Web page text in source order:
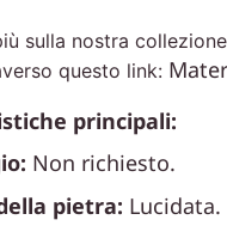
sulla nostra
questo link:
principali:
Non richiesto.
pietra: Lucidata.